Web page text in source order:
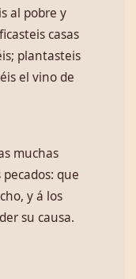
al pobre y
casas
plantasteis
el vino de
muchas
que
y á los
su causa.